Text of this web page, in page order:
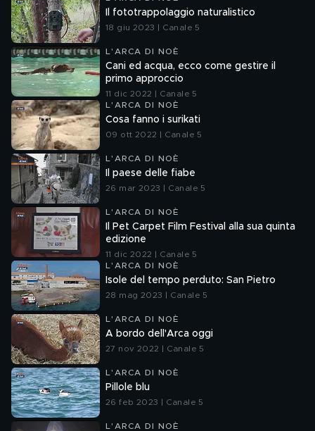
Il fototrappolaggio naturalistico
18 giu 2023 | Canale 5
L'ARCA DI NOÈ
Cani ed acqua, ecco come gestire il
primo approccio
11 dic 2022 | Canale 5
L'ARCA DI NOÈ
Cosa fanno i surikati
09 ott 2022 | Canale 5
L'ARCA DI NOÈ
Il paese delle fiabe
26 mar 2023 | Canale 5
L'ARCA DI NOÈ
Il Pet Carpet Film Festival alla sua quinta
edizione
11 dic 2022 | Canale 5
L'ARCA DI NOÈ
Isole del tempo perduto: San Pietro
28 mag 2023 | Canale 5
L'ARCA DI NOÈ
A bordo dell'Arca oggi
27 nov 2022 | Canale 5
L'ARCA DI NOÈ
Pillole blu
26 feb 2023 | Canale 5
L'ARCA DI NOÈ